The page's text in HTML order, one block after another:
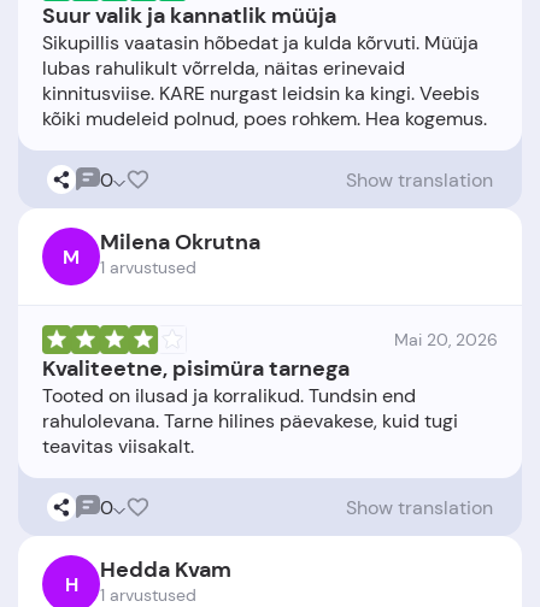
Suur valik ja kannatlik müüja
Sikupillis vaatasin hõbedat ja kulda kõrvuti. Müüja
lubas rahulikult võrrelda, näitas erinevaid
kinnitusviise. KARE nurgast leidsin ka kingi. Veebis
0 Show translation
M Milena Okrutna
1 arvustused
Mai 20, 2026
Kvaliteetne, pisimüra tarnega
Tooted on ilusad ja korralikud. Tundsin end
rahulolevana. Tarne hilines päevakese, kuid tugi
0 Show translation
H Hedda Kvam
1 arvustused